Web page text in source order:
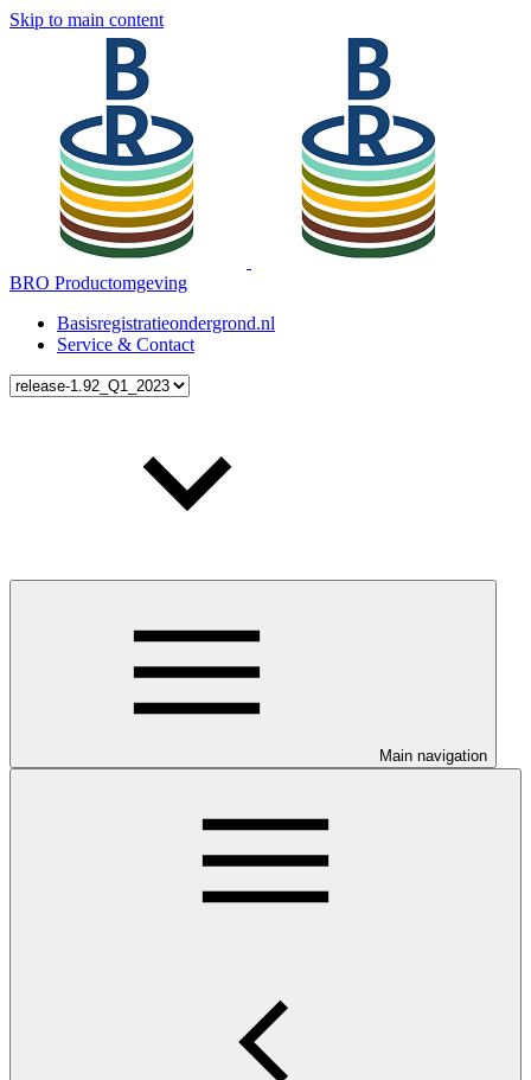
Skip to main content
BRO Productomgeving
Basisregistratieondergrond.nl
Service & Contact
Main navigation